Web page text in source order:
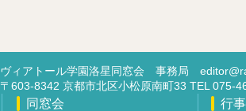
ヴィアトール学園洛星同窓会 事務局
〒603-8342 京都市北区小松原南町33 TEL 075-
同窓会 行事